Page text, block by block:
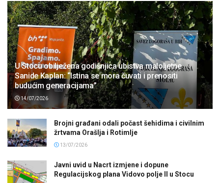
U Stocu obilježena godišnjica ubistva maloljetne
Sanide Kaplan: “Istina se mora čuvati i prenositi
budućim generacijama”
14/07/2026
Brojni građani odali počast šehidima i civilnim
žrtvama Orašlja i Rotimlje
13/07/2026
Javni uvid u Nacrt izmjene i dopune
Regulacijskog plana Vidovo polje II u Stocu